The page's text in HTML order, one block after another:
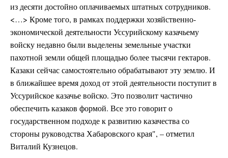
из десяти достойно оплачиваемых штатных сотрудников.
<…> Кроме того, в рамках поддержки хозяйственно-
экономической деятельности Уссурийскому казачьему
войску недавно были выделены земельные участки
пахотной земли общей площадью более тысячи гектаров.
Казаки сейчас самостоятельно обрабатывают эту землю. И
в ближайшее время доход от этой деятельности поступит в
Уссурийское казачье войско. Это позволит частично
обеспечить казаков формой. Все это говорит о
государственном подходе к развитию казачества со
стороны руководства Хабаровского края", – отметил
Виталий Кузнецов.